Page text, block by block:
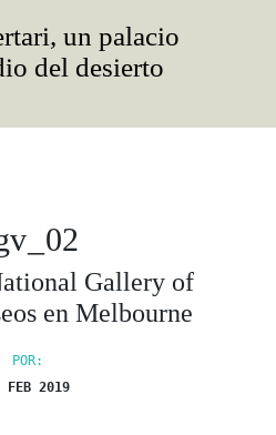
un palacio
del desierto
Gallery of
en Melbourne
POR:
FEB 2019